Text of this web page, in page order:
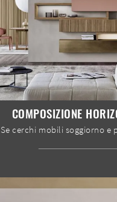
COMPOSIZIONE